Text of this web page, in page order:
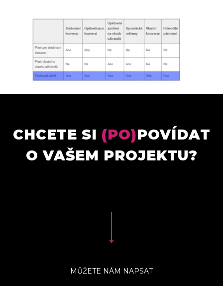
CHCETE SI (PO)POVÍDAT
O VAŠEM PROJEKTU?
MŮŽETE NÁM NAPSAT